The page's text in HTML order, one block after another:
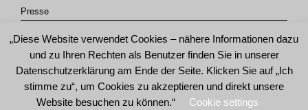
Presse
AGB
„Diese Website verwendet Cookies – nähere Informationen dazu
und zu Ihren Rechten als Benutzer finden Sie in unserer
Datenschutzerklärung am Ende der Seite. Klicken Sie auf „Ich
stimme zu“, um Cookies zu akzeptieren und direkt unsere
Website besuchen zu können.“
Cookie settings